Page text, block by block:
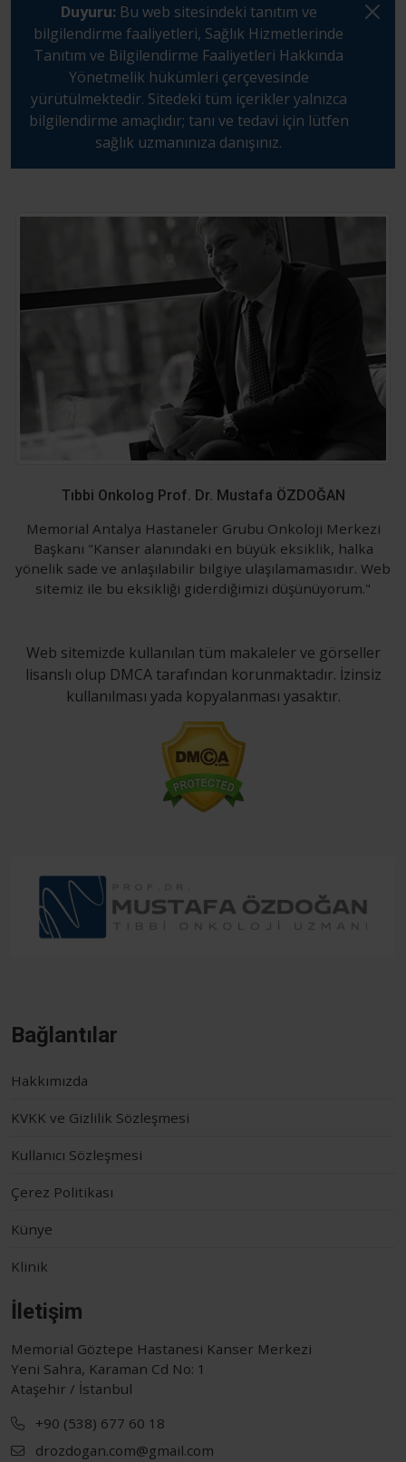
Duyuru: Bu web sitesindeki tanıtım ve
bilgilendirme faaliyetleri, Sağlık Hizmetlerinde
Tanıtım ve Bilgilendirme Faaliyetleri Hakkında
Yönetmelik hükümleri çerçevesinde
yürütülmektedir. Sitedeki tüm içerikler yalnızca
bilgilendirme amaçlıdır; tanı ve tedavi için lütfen
sağlık uzmanınıza danışınız.
Tıbbi Onkolog Prof. Dr. Mustafa ÖZDOĞAN
Memorial Antalya Hastaneler Grubu Onkoloji Merkezi
Başkanı "Kanser alanındaki en büyük eksiklik, halka
yönelik sade ve anlaşılabilir bilgiye ulaşılamamasıdır. Web
sitemiz ile bu eksikliği giderdiğimizi düşünüyorum."
Web sitemizde kullanılan tüm makaleler ve görseller
lisanslı olup DMCA tarafından korunmaktadır. İzinsiz
kullanılması yada kopyalanması yasaktır.
Bağlantılar
Hakkımızda
KVKK ve Gizlilik Sözleşmesi
Kullanıcı Sözleşmesi
Çerez Politikası
Künye
Klinik
İletişim
Memorial Göztepe Hastanesi Kanser Merkezi
Yeni Sahra, Karaman Cd No: 1
Ataşehir / İstanbul
+90 (538) 677 60 18
drozdogan.com@gmail.com